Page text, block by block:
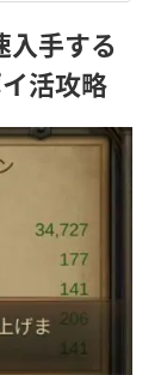
入手する
活攻略